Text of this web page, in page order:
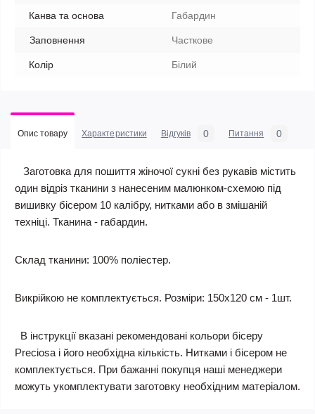
Канва та основа Габардин
Заповнення Часткове
Колір Білий
Опис товару Характеристики Відгуків 0 Питання 0
Заготовка для пошиття жіночої сукні без рукавів містить
один відріз тканини з нанесеним малюнком-схемою під
вишивку бісером 10 калібру, нитками або в змішаній
техніці. Тканина - габардин.
Склад тканини: 100% поліестер.
Викрійкою не комплектується. Розміри: 150х120 см - 1шт.
В інструкції вказані рекомендовані кольори бісеру
Preciosa і його необхідна кількість. Нитками і бісером не
комплектується. При бажанні покупця наші менеджери
можуть укомплектувати заготовку необхідним матеріалом.